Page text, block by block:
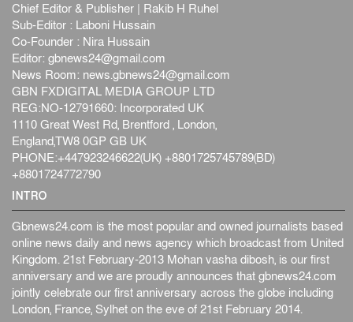
Chief Editor & Publisher | Rakib H Ruhel
Sub-Editor : Laboni Hussain
Co-Founder : Nira Hussain
Editor: gbnews24@gmail.com
News Room: news.gbnews24@gmail.com
GBN FXDIGITAL MEDIA GROUP LTD
REG:NO-12791660: Incorporated UK
1110 Great West Rd, Brentford , London,
England,TW8 0GP GB UK
PHONE:+447923246622(UK) +8801725745789(BD)
+8801724772790
INTRO
Gbnews24.com is the most popular and owned journalists based
online news daily and news agency which broadcast from United
Kingdom. 21st February-2013 Mohan vasha dibosh, is our first
anniversary and we are proudly announces that gbnews24.com
jointly celebrate our first anniversary across the globe including
London, France, Sylhet on the eve of 21st February 2014.